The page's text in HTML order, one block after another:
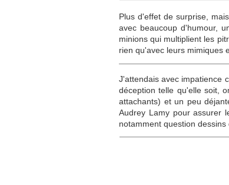
Plus d'effet de surprise,
avec beaucoup d'humour,
minions qui multiplient les
rien qu'avec leurs mimiques
J'attendais avec impatience
déception telle qu'elle soit,
attachants) et un peu
Audrey Lamy pour assurer
notamment question